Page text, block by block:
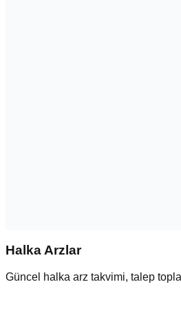
Halka Arzlar
Güncel halka arz takvimi, talep